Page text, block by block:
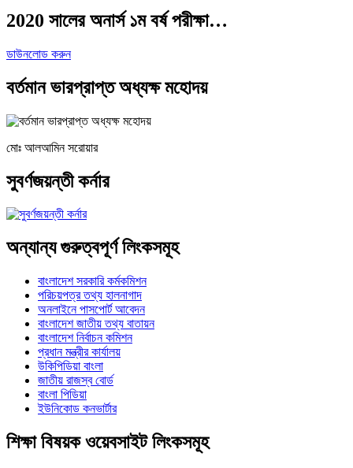
2020 সালের অনার্স ১ম বর্ষ পরীক্ষা…
ডাউনলোড করুন
বর্তমান ভারপ্রাপ্ত অধ্যক্ষ মহোদয়
মোঃ আলআমিন সরোয়ার
সুবর্ণজয়ন্তী কর্নার
অন্যান্য গুরুত্বপূর্ণ লিংকসমূহ
বাংলাদেশ সরকারি কর্মকমিশন
পরিচয়পত্র তথ্য হালনাগাদ
অনলাইনে পাসপোর্ট আবেদন
বাংলাদেশ জাতীয় তথ্য বাতায়ন
বাংলাদেশ নির্বাচন কমিশন
প্রধান মন্ত্রীর কার্যালয়
উকিপিডিয়া বাংলা
জাতীয় রাজস্ব বোর্ড
বাংলা পিডিয়া
ইউনিকোড কনভার্টার
শিক্ষা বিষয়ক ওয়েবসাইট লিংকসমূহ